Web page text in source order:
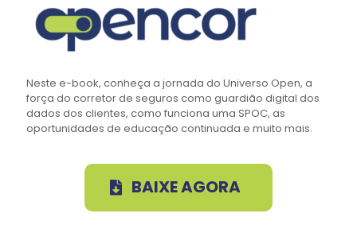
Neste e-book, conheça a jornada do Universo Open, a
força do corretor de seguros como guardião digital dos
dados dos clientes, como funciona uma SPOC, as
oportunidades de educação continuada e muito mais.
BAIXE AGORA